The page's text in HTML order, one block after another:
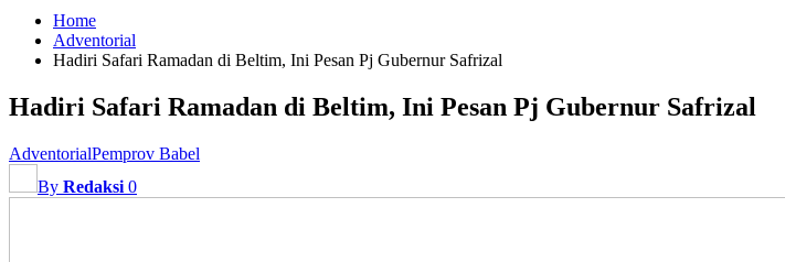
Home
Adventorial
Hadiri Safari Ramadan di Beltim, Ini Pesan Pj Gubernur Safrizal
Hadiri Safari Ramadan di Beltim, Ini Pesan Pj Gubernur Safrizal
AdventorialPemprov Babel
By Redaksi 0